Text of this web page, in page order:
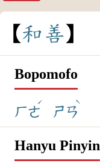
和善
Bopomofo
ㄏㄜ
ˊ
ㄕㄢ
ˋ
Hanyu Pinyin